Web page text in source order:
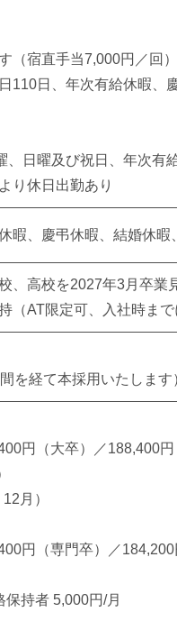
（宿直手当7,000円／回）
110日、年次有給休暇、
、日曜及び祝日、年次有
り休日出勤あり
暇、慶弔休暇、結婚休
、高校を2027年3月卒
（AT限定可、入社時まで
を経て本採用いたします
円（大卒）／188,400
月）
円（専門卒）／
持者 5,000円/月